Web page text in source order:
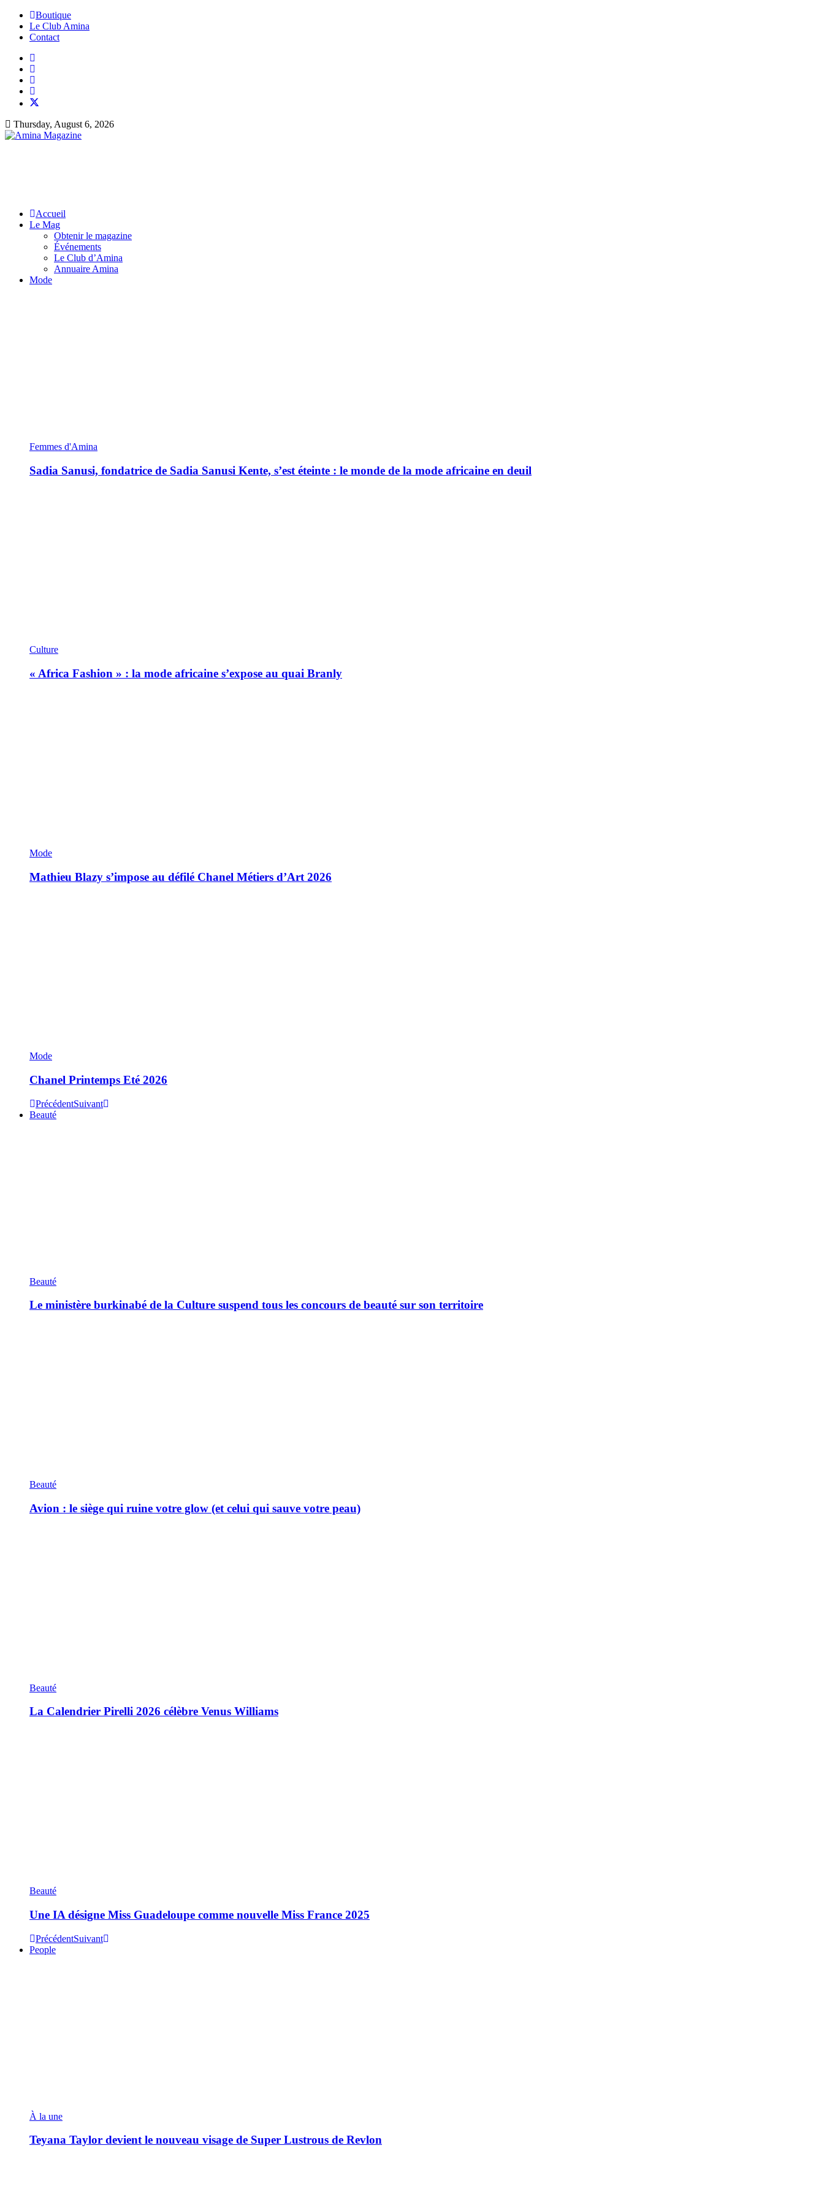
Boutique
Le Club Amina
Contact
Thursday, August 6, 2026
Accueil
Le Mag
Obtenir le magazine
Événements
Le Club d’Amina
Annuaire Amina
Mode
Femmes d'Amina
Sadia Sanusi, fondatrice de Sadia Sanusi Kente, s’est éteinte : le monde de la mode africaine en deuil
Culture
« Africa Fashion » : la mode africaine s’expose au quai Branly
Mode
Mathieu Blazy s’impose au défilé Chanel Métiers d’Art 2026
Mode
Chanel Printemps Eté 2026
PrécédentSuivant
Beauté
Beauté
Le ministère burkinabé de la Culture suspend tous les concours de beauté sur son territoire
Beauté
Avion : le siège qui ruine votre glow (et celui qui sauve votre peau)
Beauté
La Calendrier Pirelli 2026 célèbre Venus Williams
Beauté
Une IA désigne Miss Guadeloupe comme nouvelle Miss France 2025
PrécédentSuivant
People
À la une
Teyana Taylor devient le nouveau visage de Super Lustrous de Revlon